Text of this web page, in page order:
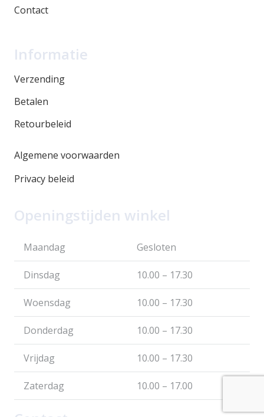
Contact
Informatie
Verzending
Betalen
Retourbeleid
Algemene voorwaarden
Privacy beleid
Openingstijden winkel
Maandag Gesloten
Dinsdag 10.00 – 17.30
Woensdag 10.00 – 17.30
Donderdag 10.00 – 17.30
Vrijdag 10.00 – 17.30
Zaterdag 10.00 – 17.00